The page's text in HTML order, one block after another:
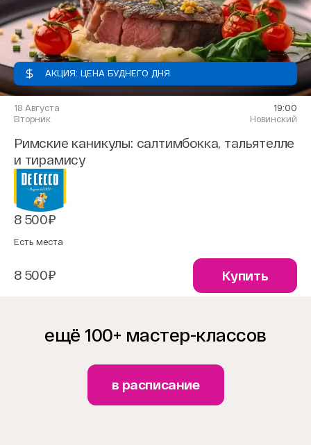
АКЦИЯ: ЦЕНА БУДНЕГО ДНЯ
18 Августа
Вторник
19:00
Новинский
Римские каникулы: салтимбокка, тальятелле
и тирамису
8 500₽
Есть места
8 500₽ Купить
ещё 100+ мастер-классов
в расписание